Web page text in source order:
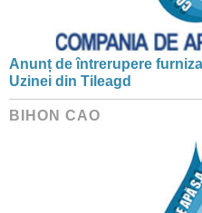
Anunț de întrerupere
Uzinei din Tileagd
BIHON CAO